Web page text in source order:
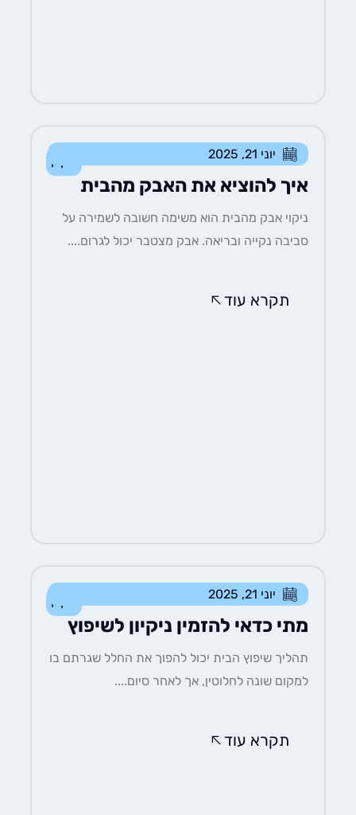
יוני 21, 2025
איך להוציא את האבק מהבית
ניקוי אבק מהבית הוא משימה חשובה לשמירה על
סביבה נקייה ובריאה. אבק מצטבר יכול לגרום....
תקרא עוד
יוני 21, 2025
מתי כדאי להזמין ניקיון לשיפוץ
תהליך שיפוץ הבית יכול להפוך את החלל שגרתם בו
למקום שונה לחלוטין, אך לאחר סיום....
תקרא עוד